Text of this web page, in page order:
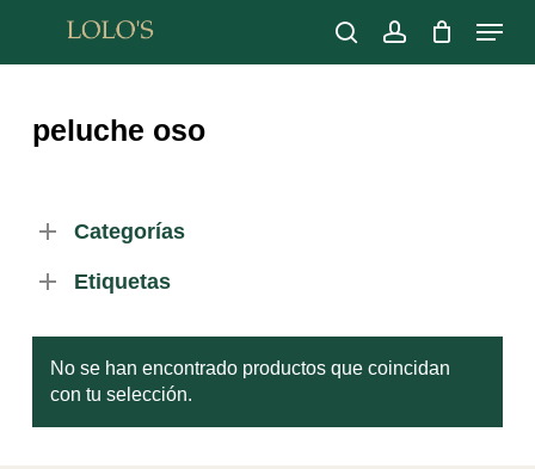
main
Menu
peluche oso
Categorías
Etiquetas
No se han encontrado productos que coincidan
con tu selección.
Close